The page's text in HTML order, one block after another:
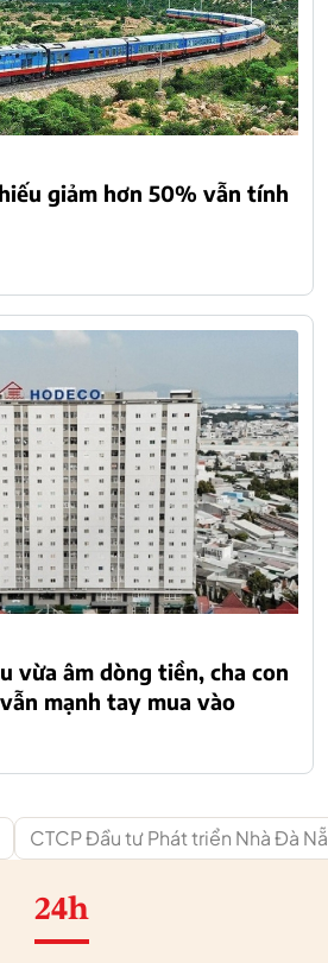
giảm hơn 50% vẫn tính
vừa âm dòng tiền, cha con
mạnh tay mua vào
CTCP Đầu tư Phát triển Nhà Đà
24h